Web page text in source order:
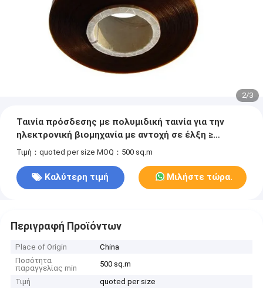
2/3
Ταινία πρόσδεσης με πολυμιδική ταινία για την
ηλεκτρονική βιομηχανία με αντοχή σε έλξη ≥
35N/10mm
Τιμή：quoted per size MOQ：500 sq.m
Καλύτερη τιμή Μιλήστε τώρα.
Περιγραφή Προϊόντων
Place of Origin
China
Ποσότητα
παραγγελίας min
500 sq.m
Τιμή
quoted per size